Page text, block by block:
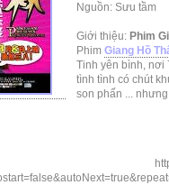
Nguồn: Sưu tầm
Giới thiệu: Phim
Phim Giang Hồ
Tinh yên bình, nơi
tình tình có chút
son phấn ...